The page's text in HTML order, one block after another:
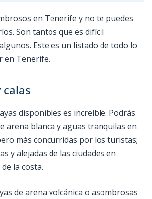
en Tenerife y no te puedes
Son tantos que es difícil
Este es un listado de todo lo
en Tenerife.
calas
disponibles es increíble. Podrás
arena blanca y aguas tranquilas en
más concurridas por los turistas;
y alejadas de las ciudades en
la costa.
de arena volcánica o asombrosas